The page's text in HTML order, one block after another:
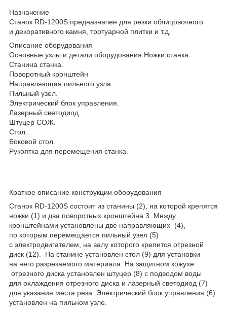
Назначение
Станок RD-1200S предназначен для резки облицовочного
и декоративного камня, тротуарной плитки и т.д.
Описание оборудования
Основные узлы и детали оборудования Ножки станка.
Станина станка.
Поворотный кронштейн
Направляющая пильного узла.
Пильный узел.
Электрический блок управления.
Лазерный светодиод.
Штуцер СОЖ.
Стол.
Боковой стол.
Рукоятка для перемещения станка.
Краткое описание конструкции оборудования
Станок RD-1200S состоит из станины (2), на которой крепятся
ножки (1) и два поворотных кронштейна 3. Между
кронштейнами установлены две направляющих (4),
по которым перемещается пильный узел (5)
с электродвигателем, на валу которого крепится отрезной
диск (12). На станине установлен стол (9) для установки
на него разрезаемого материала. На защитном кожухе
отрезного диска установлен штуцер (8) с подводом воды
для охлаждения отрезного диска и лазерный светодиод (7)
для указания места реза. Электрический блок управления (6)
установлен на пильном узле.